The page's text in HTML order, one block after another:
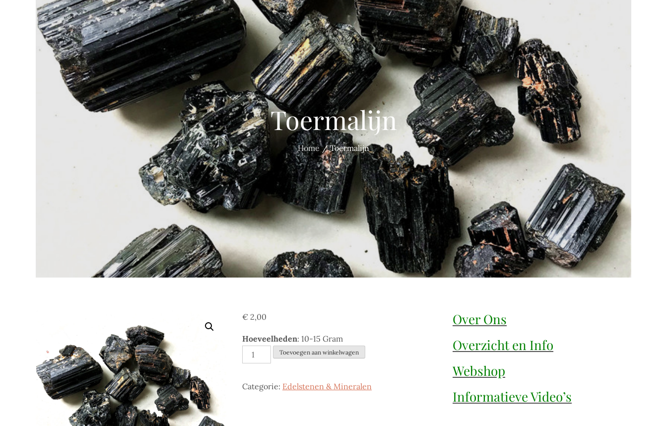
Toermalijn
Home Toermalijn
€ 2,00
Hoeveelheden: 10-15 Gram
Toermalijn
aantal
Toevoegen aan winkelwagen
Categorie: Edelstenen & Mineralen
Over Ons
Overzicht en Info
Webshop
Informatieve Video’s